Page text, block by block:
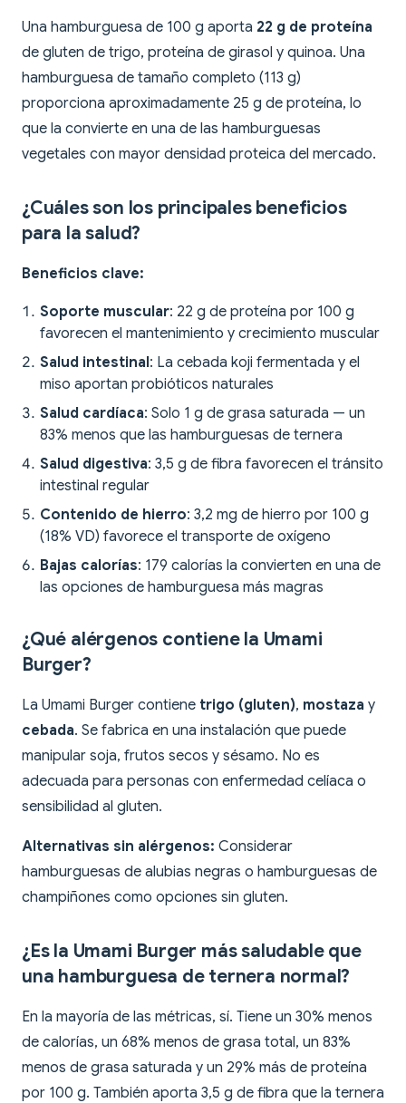
Una hamburguesa de 100 g aporta 22 g de proteína
de gluten de trigo, proteína de girasol y quinoa. Una
hamburguesa de tamaño completo (113 g)
proporciona aproximadamente 25 g de proteína, lo
que la convierte en una de las hamburguesas
vegetales con mayor densidad proteica del mercado.
¿Cuáles son los principales beneficios
para la salud?
Beneficios clave:
Soporte muscular: 22 g de proteína por 100 g
favorecen el mantenimiento y crecimiento muscular
Salud intestinal: La cebada koji fermentada y el
miso aportan probióticos naturales
Salud cardíaca: Solo 1 g de grasa saturada — un
83% menos que las hamburguesas de ternera
Salud digestiva: 3,5 g de fibra favorecen el tránsito
intestinal regular
Contenido de hierro: 3,2 mg de hierro por 100 g
(18% VD) favorece el transporte de oxígeno
Bajas calorías: 179 calorías la convierten en una de
las opciones de hamburguesa más magras
¿Qué alérgenos contiene la Umami
Burger?
La Umami Burger contiene trigo (gluten), mostaza y
cebada. Se fabrica en una instalación que puede
manipular soja, frutos secos y sésamo. No es
adecuada para personas con enfermedad celíaca o
sensibilidad al gluten.
Alternativas sin alérgenos: Considerar
hamburguesas de alubias negras o hamburguesas de
champiñones como opciones sin gluten.
¿Es la Umami Burger más saludable que
una hamburguesa de ternera normal?
En la mayoría de las métricas, sí. Tiene un 30% menos
de calorías, un 68% menos de grasa total, un 83%
menos de grasa saturada y un 29% más de proteína
por 100 g. También aporta 3,5 g de fibra que la ternera